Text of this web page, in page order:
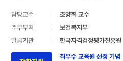
담당교수
조양희 교수
주무부처
보건복지부
발급기관
한국자격검정평가진흥원
최우수 교육원 선정 기념